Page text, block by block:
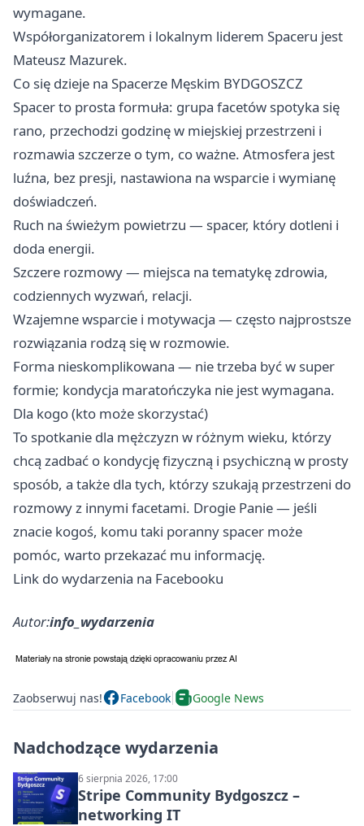
wymagane.
Współorganizatorem i lokalnym liderem Spaceru jest
Mateusz Mazurek.
Co się dzieje na Spacerze Męskim BYDGOSZCZ
Spacer to prosta formuła: grupa facetów spotyka się
rano, przechodzi godzinę w miejskiej przestrzeni i
rozmawia szczerze o tym, co ważne. Atmosfera jest
luźna, bez presji, nastawiona na wsparcie i wymianę
doświadczeń.
Ruch na świeżym powietrzu — spacer, który dotleni i
doda energii.
Szczere rozmowy — miejsca na tematykę zdrowia,
codziennych wyzwań, relacji.
Wzajemne wsparcie i motywacja — często najprostsze
rozwiązania rodzą się w rozmowie.
Forma nieskomplikowana — nie trzeba być w super
formie; kondycja maratończyka nie jest wymagana.
Dla kogo (kto może skorzystać)
To spotkanie dla mężczyzn w różnym wieku, którzy
chcą zadbać o kondycję fizyczną i psychiczną w prosty
sposób, a także dla tych, którzy szukają przestrzeni do
rozmowy z innymi facetami. Drogie Panie — jeśli
znacie kogoś, komu taki poranny spacer może
pomóc, warto przekazać mu informację.
Link do wydarzenia na Facebooku
Autor:info_wydarzenia
Zaobserwuj nas! Facebook Google News
Nadchodzące wydarzenia
6 sierpnia 2026, 17:00
Stripe Community Bydgoszcz –
networking IT